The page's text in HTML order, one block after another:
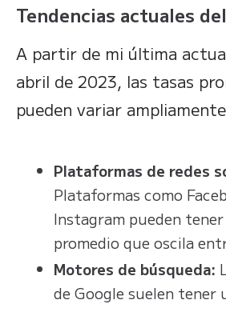
Tendencias actuales
A partir de mi última
abril de 2023, las tasas
pueden variar
Plataformas de redes
Plataformas como
Instagram pueden tener
promedio que oscila
Motores de búsqueda:
de Google suelen tener